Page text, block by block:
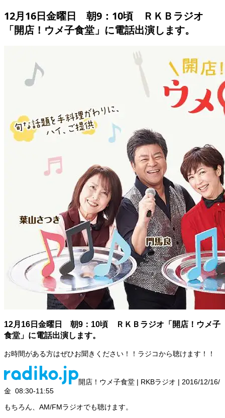
12月16日金曜日 朝9：10頃 ＲＫＢラジオ
「開店！ウメ子食堂」に電話出演します。
12月16日金曜日 朝9：10頃 ＲＫＢラジオ「開店！ウメ子
食堂」に電話出演します。
お時間がある方はぜひお聞きください！！ラジコから聴けます！！
開店！ウメ子食堂 | RKBラジオ | 2016/12/16/
金 08:30-11:55
もちろん、AM/FMラジオでも聴けます。